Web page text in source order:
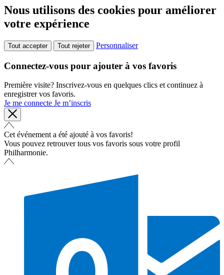
Nous utilisons des cookies pour améliorer
votre expérience
Tout accepter Tout rejeter Personnaliser
Connectez-vous pour ajouter à vos favoris
Première visite? Inscrivez-vous en quelques clics et continuez à
enregistrer vos favoris.
Je me connecte Je m’inscris
Cet événement a été ajouté à vos favoris!
Vous pouvez retrouver tous vos favoris sous votre profil
Philharmonie.